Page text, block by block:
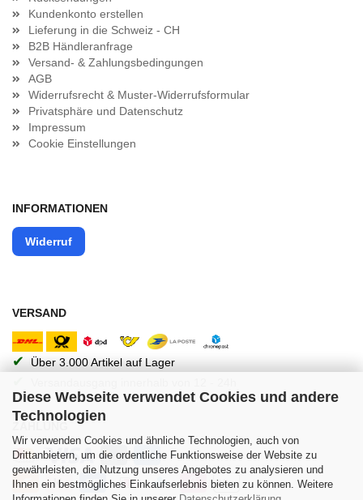
Diese Webseite verwendet Cookies und andere
Technologien
Wir verwenden Cookies und ähnliche Technologien, auch von
Drittanbietern, um die ordentliche Funktionsweise der Website zu
gewährleisten, die Nutzung unseres Angebotes zu analysieren und
Ihnen ein bestmögliches Einkaufserlebnis bieten zu können. Weitere
Kundenkonto erstellen
Lieferung in die Schweiz - CH
B2B Händleranfrage
Versand- & Zahlungsbedingungen
AGB
Widerrufsrecht & Muster-Widerrufsformular
Privatsphäre und Datenschutz
Impressum
Cookie Einstellungen
INFORMATIONEN
Widerruf
VERSAND
✔ Über 3.000 Artikel auf Lager